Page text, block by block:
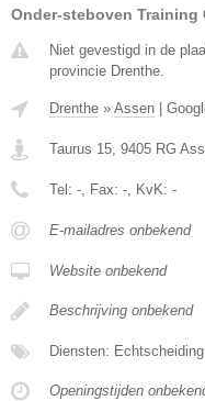
Onder-steboven Training
Niet gevestigd in de
provincie Drenthe.
Drenthe » Assen
Taurus 15, 9405 RG
Tel: -, Fax: -, KvK: -
E-mailadres onbekend
Website onbekend
Beschrijving onbekend
Diensten: Echtscheiding
Openingstijden